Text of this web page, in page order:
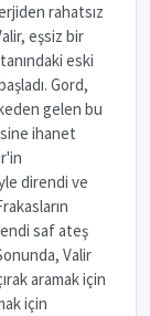
rahatsız
eşsiz bir
eski
Gord,
gelen bu
ihanet
direndi ve
saf ateş
Valir
aramak için
için